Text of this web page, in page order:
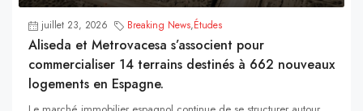
juillet 23, 2026 Breaking News,Études
Aliseda et Metrovacesa s’associent pour
commercialiser 14 terrains destinés à 662 nouveaux
logements en Espagne.